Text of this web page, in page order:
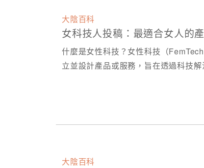
大陰百科
女科技人投稿：最適合女人的
什麼是女性科技？女性科技（
立並設計產品或服務，旨在透過科技
大陰百科